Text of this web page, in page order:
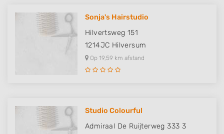
Sonja's Hairstudio
Hilvertsweg 151
1214JC Hilversum
Op 19,59 km afstand
Studio Colourful
Admiraal De Ruijterweg 333 3